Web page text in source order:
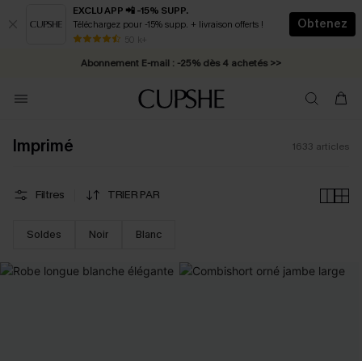
EXCLU APP 📲 -15% SUPP.
Téléchargez pour -15% supp. + livraison offerts !
50 k+
Obtenez
* Livraison éclair 2-3 jours ouvrés >>
Abonnement E-mail : -25% dès 4 achetés >>
Imprimé 1633 articles
Filtres TRIER PAR
Soldes Noir Blanc